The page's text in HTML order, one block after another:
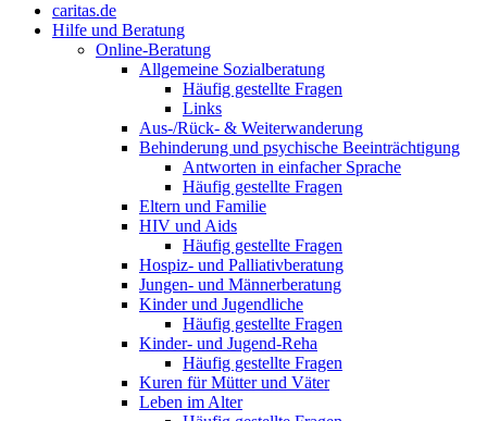
caritas.de
Hilfe und Beratung
Online-Beratung
Allgemeine Sozialberatung
Häufig gestellte Fragen
Links
Aus-/Rück- & Weiterwanderung
Behinderung und psychische Beeinträchtigung
Antworten in einfacher Sprache
Häufig gestellte Fragen
Eltern und Familie
HIV und Aids
Häufig gestellte Fragen
Hospiz- und Palliativberatung
Jungen- und Männerberatung
Kinder und Jugendliche
Häufig gestellte Fragen
Kinder- und Jugend-Reha
Häufig gestellte Fragen
Kuren für Mütter und Väter
Leben im Alter